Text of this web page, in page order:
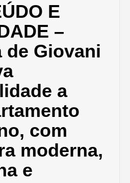
E
–
de Giovani
a
com
moderna,
e